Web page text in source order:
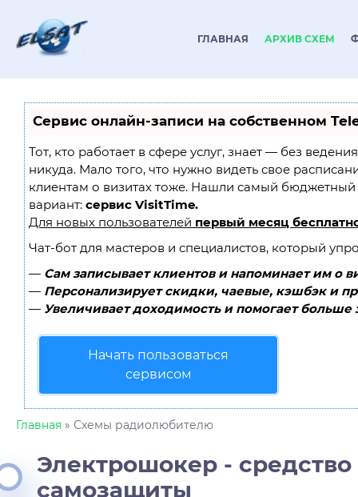
ГЛАВНАЯ АРХИВ СХЕМ
Сервис онлайн-записи на собственном
Тот, кто работает в сфере услуг, знает — без
никуда. Мало того, что нужно видеть свое
клиентам о визитах тоже. Нашли самый
вариант: сервис VisitTime.
Для новых пользователей первый месяц
Чат-бот для мастеров и специалистов, который
— Сам записывает клиентов и напоминает им о
— Персонализирует скидки, чаевые, кэшбэк и
— Увеличивает доходимость и помогает больше
Начать пользоваться
сервисом
Главная » Схемы радиолюбителю
Электрошокер - средство
самозащиты